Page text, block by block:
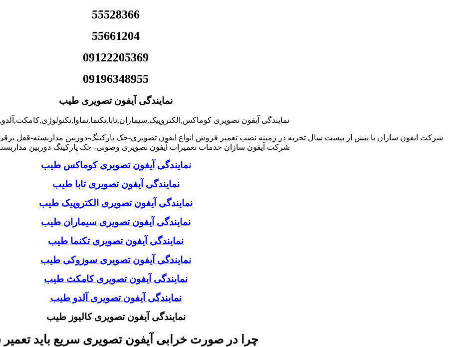
55528366
55661204
09122205369
09196348955
نمایندگی آیفون تصویری طیب
نمایندگی آیفون تصویری
شرکت ایفون سازان با بیش از بیست سال تجربه در زمینه نصب تعمیر فروش انواع ایفون تصویری-جک پارکینگ-دوربین مداربسته-قفل
شرکت آیفون سازان خدمات تعمیرات آیفون تصویری وصوتی- جک پارکینگ-دوربین
نمایندگی آیفون تصویری کوماکس طیب
نمایندگی آیفون تصویری تابا طیب
نمایندگی آیفون تصویری الکتروپیک طیب
نمایندگی آیفون تصویری سیماران طیب
نمایندگی آیفون تصویری تکنما طیب
نمایندگی آیفون تصویری سوزوکی طیب
نمایندگی آیفون تصویری کامکث طیب
نمایندگی آیفون تصویری آلدو طیب
نمایندگی آیفون تصویری کالیوز طیب
چرا در صورت خرابی آیفون تصویری سریع باید